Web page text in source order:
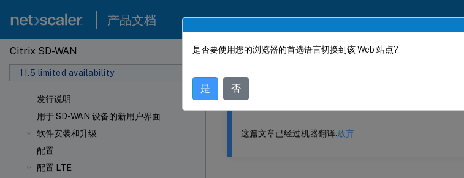
产品文档
Citrix SD-WAN
11.5 limited availability
发行说明
用于 SD-WAN 设备的新用户界面
软件安装和升级
配置
配置 LTE
此内容已经过机器动态翻译。
这篇文章已经过机器翻译.放弃
是否要使用您的浏览器的首选语言切换到该 Web 站点?
是 否